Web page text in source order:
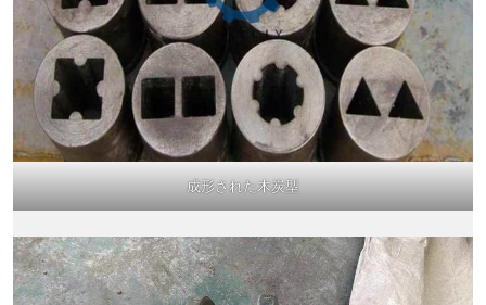
成形された木炭型